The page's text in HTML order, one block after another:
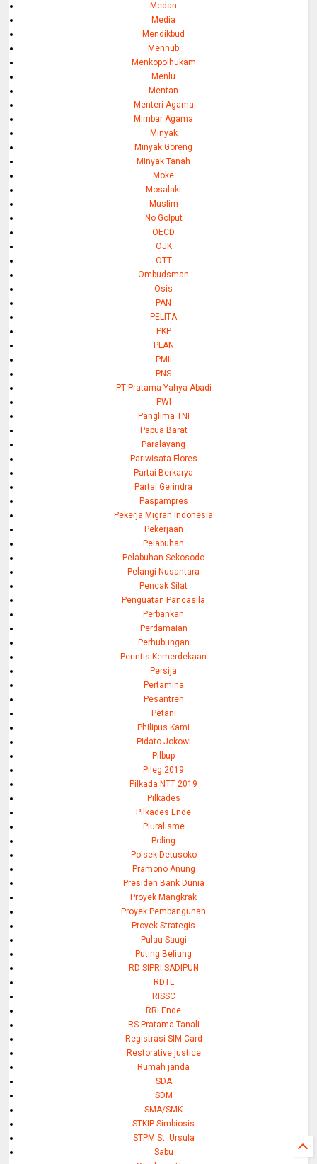
Medan
Media
Mendikbud
Menhub
Menkopolhukam
Menlu
Mentan
Menteri Agama
Mimbar Agama
Minyak
Minyak Goreng
Minyak Tanah
Moke
Mosalaki
Muslim
No Golput
OECD
OJK
OTT
Ombudsman
Osis
PAN
PELITA
PKP
PLAN
PMII
PNS
PT Pratama Yahya Abadi
PWI
Panglima TNI
Papua Barat
Paralayang
Pariwisata Flores
Partai Berkarya
Partai Gerindra
Paspampres
Pekerja Migran Indonesia
Pekerjaan
Pelabuhan
Pelabuhan Sekosodo
Pelangi Nusantara
Pencak Silat
Penguatan Pancasila
Perbankan
Perdamaian
Perhubungan
Perintis Kemerdekaan
Persija
Pertamina
Pesantren
Petani
Philipus Kami
Pidato Jokowi
Pilbup
Pileg 2019
Pilkada NTT 2019
Pilkades
Pilkades Ende
Pluralisme
Poling
Polsek Detusoko
Pramono Anung
Presiden Bank Dunia
Proyek Mangkrak
Proyek Pembangunan
Proyek Strategis
Pulau Saugi
Puting Beliung
RD SIPRI SADIPUN
RDTL
RISSC
RRI Ende
RS Pratama Tanali
Registrasi SIM Card
Restorative justice
Rumah janda
SDA
SDM
SMA/SMK
STKIP Simbiosis
STPM St. Ursula
Sabu